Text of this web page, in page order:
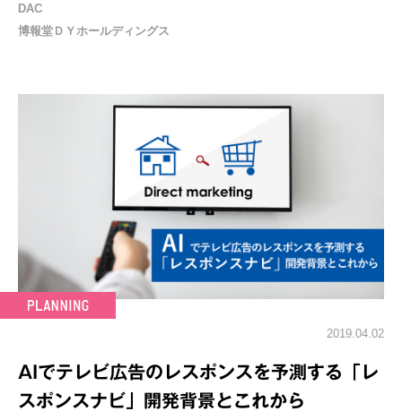
DAC
博報堂ＤＹホールディングス
2019.04.02
AIでテレビ広告のレスポンスを予測する「レ
スポンスナビ」開発背景とこれから